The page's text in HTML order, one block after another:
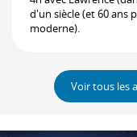
d'un siècle (et 60 ans
moderne).
Voir tous les